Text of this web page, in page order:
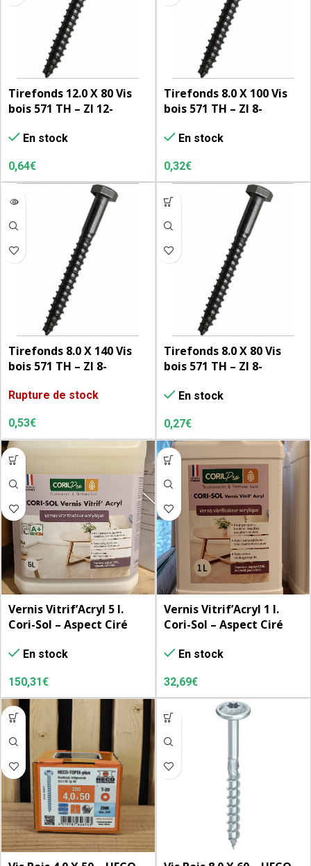
Tirefonds 12.0 X 80 Vis
bois 571 TH – ZI 12-
En stock
0,64€
Tirefonds 8.0 X 100 Vis
bois 571 TH – ZI 8-
En stock
0,32€
Tirefonds 8.0 X 140 Vis
bois 571 TH – ZI 8-
Rupture de stock
0,53€
Tirefonds 8.0 X 80 Vis
bois 571 TH – ZI 8-
En stock
0,27€
Vernis Vitrif’Acryl 5 l.
Cori-Sol – Aspect Ciré
En stock
150,31€
Vernis Vitrif’Acryl 1 l.
Cori-Sol – Aspect Ciré
En stock
32,69€